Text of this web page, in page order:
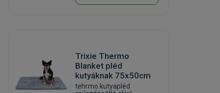
Trixie Thermo
Blanket pléd
kutyáknak 75x50cm
tehrmo kutyapléd